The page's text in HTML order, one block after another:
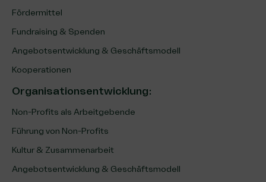
Fördermittel
Fundraising & Spenden
Angebotsentwicklung & Geschäftsmodell
Kooperationen
Organisationsentwicklung:
Non-Profits als Arbeitgebende
Führung von Non-Profits
Kultur & Zusammenarbeit
Angebotsentwicklung & Geschäftsmodell